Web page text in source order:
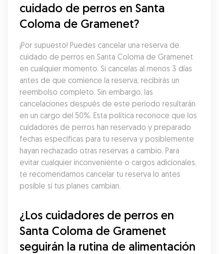
cuidado de perros en Santa
Coloma de Gramenet?
¡Por supuesto! Puedes cancelar una reserva de
cuidado de perros en Santa Coloma de Gramenet
en cualquier momento. Si cancelas al menos 3 días
antes de que comience la reserva, recibirás un
reembolso completo. Sin embargo, las
cancelaciones después de este período resultarán
en un cargo del 50%. Esta política reconoce que los
cuidadores de perros han reservado y preparado
fechas específicas para tu reserva y posiblemente
hayan rechazado otras reservas a cambio. Para
evitar cualquier inconveniente o cargos adicionales,
te recomendamos cancelar tu reserva lo antes
posible si tus planes cambian.
¿Los cuidadores de perros en
Santa Coloma de Gramenet
seguirán la rutina de alimentación